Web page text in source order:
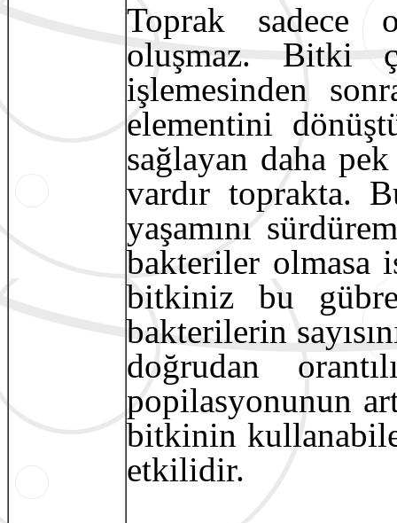
Toprak sadece
oluşmaz. Bitki
işlemesinden
elementini
sağlayan daha
vardır toprakta.
yaşamını
bakteriler olmasa
bitkiniz bu
bakterilerin
doğrudan
popilasyonunun
bitkinin
etkilidir.